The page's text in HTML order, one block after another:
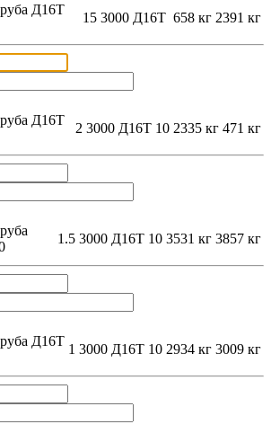
Д16Т
15 3000 Д16Т 658 кг 2391 кг
Д16Т
2 3000 Д16Т 10 2335 кг 471 кг
1.5 3000 Д16Т 10 3531 кг 3857 кг
Д16Т
1 3000 Д16Т 10 2934 кг 3009 кг